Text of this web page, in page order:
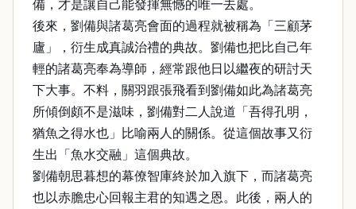
備，才是讓自己能發揮無憾的唯一去處。
後來，劉備與諸葛亮會面的過程就被稱為「三顧茅
廬」，衍生成真誠治禮的典故。劉備也把比自己年
輕的諸葛亮奉為導師，經常跟他日以繼夜的研討天
下大事。不料，關羽跟張飛看到劉備如此為諸葛亮
所傾倒頗不是滋味，劉備對二人說道「吾得孔明，
猶魚之得水也」比喻兩人的關係。從這個故事又衍
生出「魚水交融」這個典故。
劉備朝思暮想的幕僚智庫終於加入旗下，而諸葛亮
也以赤膽忠心回報主君的知遇之恩。此後，兩人的